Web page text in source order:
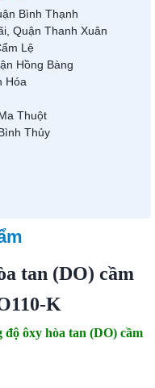
Bình Thạnh
Quận Thanh Xuân
Lệ
Hồng Bàng
Hóa
Thuột
Thủy
tan (DO) cầm
K
ôxy hòa tan (DO) cầm